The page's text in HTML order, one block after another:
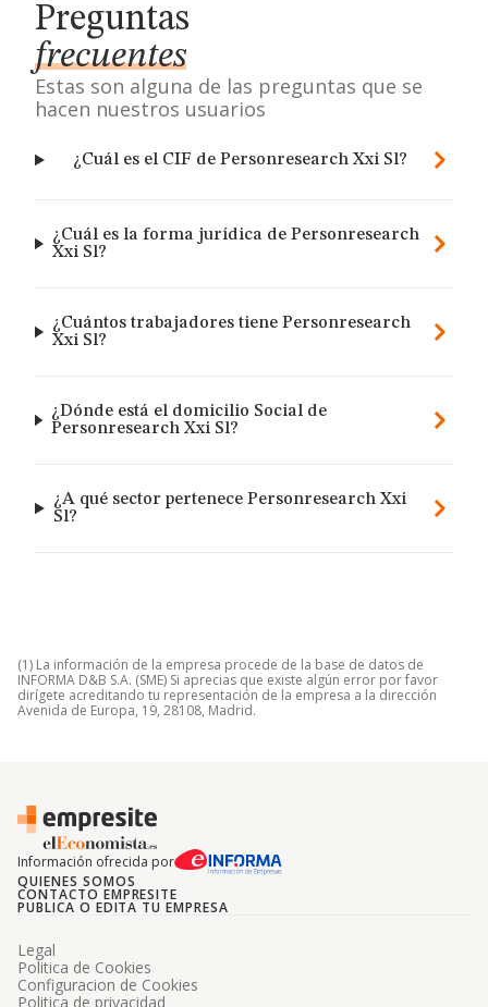
Preguntas
frecuentes
Estas son alguna de las preguntas que se
hacen nuestros usuarios
¿Cuál es el CIF de Personresearch Xxi Sl?
¿Cuál es la forma jurídica de Personresearch
Xxi Sl?
¿Cuántos trabajadores tiene Personresearch
Xxi Sl?
¿Dónde está el domicilio Social de
Personresearch Xxi Sl?
¿A qué sector pertenece Personresearch Xxi
Sl?
(1) La información de la empresa procede de la base de datos de
INFORMA D&B S.A. (SME) Si aprecias que existe algún error por favor
dirígete acreditando tu representación de la empresa a la dirección
Avenida de Europa, 19, 28108, Madrid.
Información ofrecida por
QUIENES SOMOS
CONTACTO EMPRESITE
PUBLICA O EDITA TU EMPRESA
Legal
Politica de Cookies
Configuracion de Cookies
Politica de privacidad